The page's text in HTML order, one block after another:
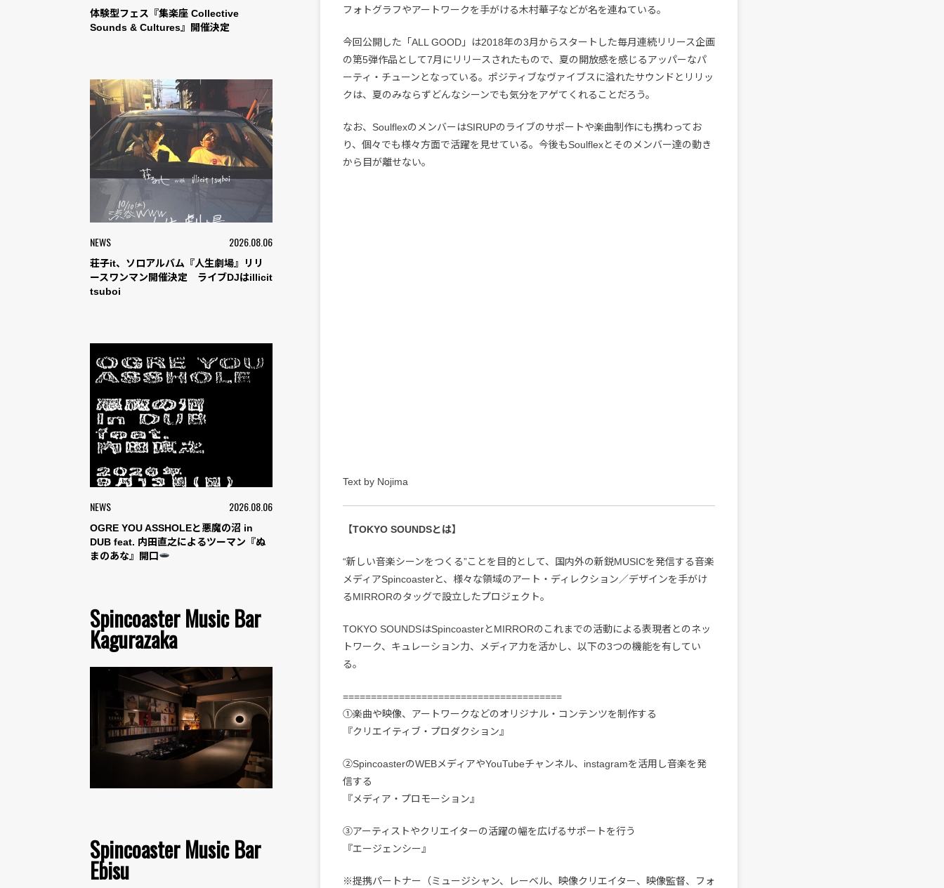
体験型フェス『集楽座 Collective
Sounds & Cultures』開催決定
NEWS 2026.08.06
荘子it、ソロアルバム『人生劇場』リリ
ースワンマン開催決定 ライブDJはillicit
tsuboi
NEWS 2026.08.06
OGRE YOU ASSHOLEと悪魔の沼 in
DUB feat. 内田直之によるツーマン『ぬ
まのあな』開口
Spincoaster Music Bar
Kagurazaka
Spincoaster Music Bar
Ebisu
フォトグラフやアートワークを手がける木村華子などが名を連ねている。
今回公開した「ALL GOOD」は2018年の3月からスタートした毎月連続リリース企画
の第5弾作品として7月にリリースされたもので、夏の開放感を感じるアッパーなパ
ーティ・チューンとなっている。ポジティブなヴァイブスに溢れたサウンドとリリッ
クは、夏のみならずどんなシーンでも気分をアゲてくれることだろう。
なお、SoulflexのメンバーはSIRUPのライブのサポートや楽曲制作にも携わってお
り、個々でも様々方面で活躍を見せている。今後もSoulflexとそのメンバー達の動き
から目が離せない。
Text by Nojima
【TOKYO SOUNDSとは】
“新しい音楽シーンをつくる”ことを目的として、国内外の新鋭MUSICを発信する音楽
メディアSpincoasterと、様々な領域のアート・ディレクション／デザインを手がけ
るMIRRORのタッグで設立したプロジェクト。
TOKYO SOUNDSはSpincoasterとMIRRORのこれまでの活動による表現者とのネッ
トワーク、キュレーション力、メディア力を活かし、以下の3つの機能を有してい
る。
=======================================
①楽曲や映像、アートワークなどのオリジナル・コンテンツを制作する
『クリエイティブ・プロダクション』
②SpincoasterのWEBメディアやYouTubeチャンネル、instagramを活用し音楽を発
信する
『メディア・プロモーション』
③アーティストやクリエイターの活躍の幅を広げるサポートを行う
『エージェンシー』
※提携パートナー（ミュージシャン、レーベル、映像クリエイター、映像監督、フォ